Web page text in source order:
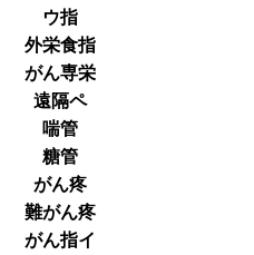
ウ指
外栄食指
がん専栄
遠隔ペ
喘管
糖管
がん疼
難がん疼
がん指イ